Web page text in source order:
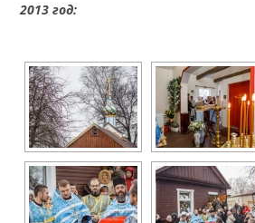
2013 год: